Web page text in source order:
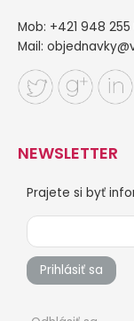
Mob: +421 948 255
Mail:
NEWSLETTER
Prajete si byť
Prihlásiť sa